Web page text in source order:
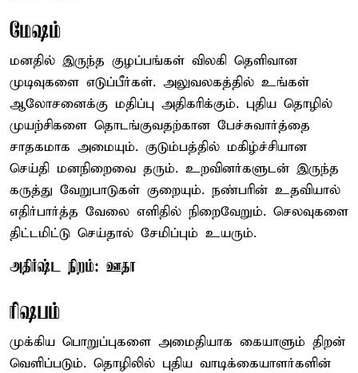
மேஷம்
மனதில் இருந்த குழப்பங்கள் விலகி தெளிவான
முடிவுகளை எடுப்பீர்கள். அலுவலகத்தில் உங்கள்
ஆலோசனைக்கு மதிப்பு அதிகரிக்கும். புதிய தொழில்
முயற்சிகளை தொடங்குவதற்கான பேச்சுவார்த்தை
சாதகமாக அமையும். குடும்பத்தில் மகிழ்ச்சியான
செய்தி மனநிறைவை தரும். உறவினர்களுடன் இருந்த
கருத்து வேறுபாடுகள் குறையும். நண்பரின் உதவியால்
எதிர்பார்த்த வேலை எளிதில் நிறைவேறும். செலவுகளை
திட்டமிட்டு செய்தால் சேமிப்பும் உயரும்.
அதிர்ஷ்ட நிறம்: ஊதா
ரிஷபம்
முக்கிய பொறுப்புகளை அமைதியாக கையாளும் திறன்
வெளிப்படும். தொழிலில் புதிய வாடிக்கையாளர்களின்